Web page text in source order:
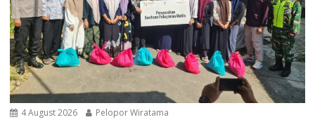
4 August 2026 Pelopor Wiratama